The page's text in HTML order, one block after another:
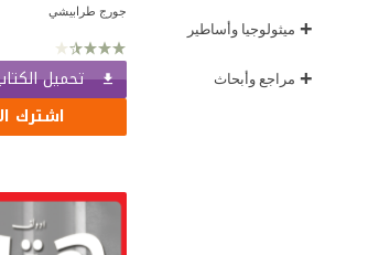
+ ميثولوجيا وأساطير
+ مراجع وأبحاث
جورج طرابيشي
تحميل
اشترك